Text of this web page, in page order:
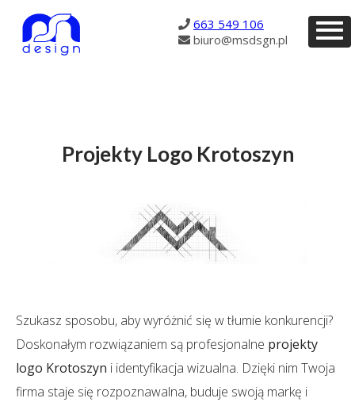
663 549 106
biuro@msdsgn.pl
Projekty Logo Krotoszyn
Szukasz sposobu, aby wyróżnić się w tłumie konkurencji?
Doskonałym rozwiązaniem są profesjonalne projekty
logo Krotoszyn i identyfikacja wizualna. Dzięki nim Twoja
firma staje się rozpoznawalna, buduje swoją markę i